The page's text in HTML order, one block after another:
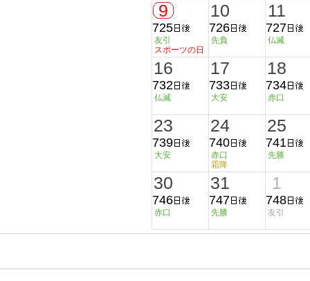
9
725
友引
スポーツの日
10
726
先負
11
727
仏滅
16
732
仏滅
17
733
大安
18
734
赤口
23
739
大安
24
740
赤口
霜降
25
741
先勝
30
746
赤口
31
747
先勝
1
748
友引